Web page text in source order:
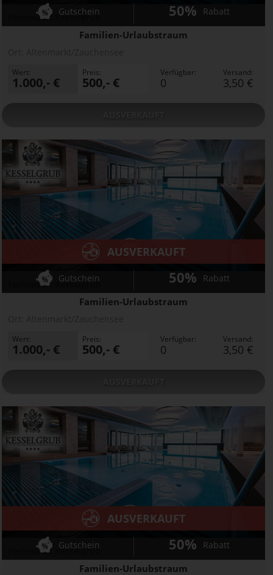
Ferienwelt Kesselgrub
Familien-Urlaubstraum
Gutschein 50% Rabatt
Wert:
1.000,- €
Preis:
500,- €
Verfügbar:
0
Versand:
3,50 €
Ferienwelt Kesselgrub
Familien-Urlaubstraum
AUSVERKAUFT
Gutschein 50% Rabatt
Wert:
1.000,- €
Preis:
500,- €
Verfügbar:
0
Versand:
3,50 €
Ferienwelt Kesselgrub
Familien-Urlaubstraum
AUSVERKAUFT
Gutschein 50% Rabatt